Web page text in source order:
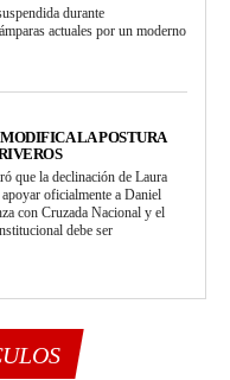
durante
actuales por un moderno
LA POSTURA
que la declinación de Laura
oficialmente a Daniel
con Cruzada Nacional y el
debe ser